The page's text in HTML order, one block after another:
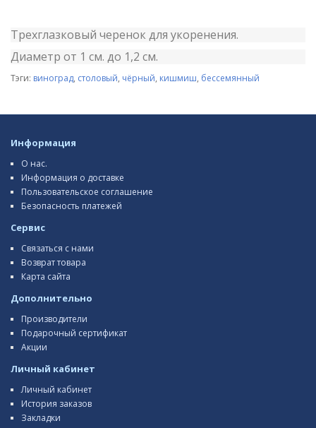
Трехглазковый черенок для укоренения.
Диаметр от 1 см. до 1,2 см.
Тэги: виноград, столовый, чёрный, кишмиш, бессемянный
Информация
О нас.
Информация о доставке
Пользовательское соглашение
Безопасность платежей
Сервис
Связаться с нами
Возврат товара
Карта сайта
Дополнительно
Производители
Подарочный сертификат
Акции
Личный кабинет
Личный кабинет
История заказов
Закладки